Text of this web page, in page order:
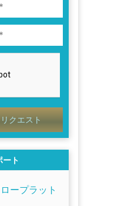
クエスト
ト
ープラット